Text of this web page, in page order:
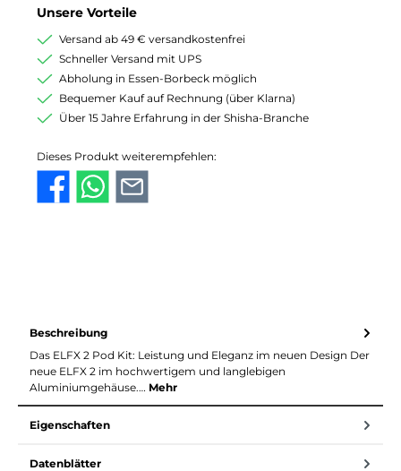
Unsere Vorteile
Versand ab 49 € versandkostenfrei
Schneller Versand mit UPS
Abholung in Essen-Borbeck möglich
Bequemer Kauf auf Rechnung (über Klarna)
Über 15 Jahre Erfahrung in der Shisha-Branche
Dieses Produkt weiterempfehlen:
Beschreibung
Das ELFX 2 Pod Kit: Leistung und Eleganz im neuen Design Der
neue ELFX 2 im hochwertigem und langlebigen
Aluminiumgehäuse.… Mehr
Eigenschaften
Datenblätter